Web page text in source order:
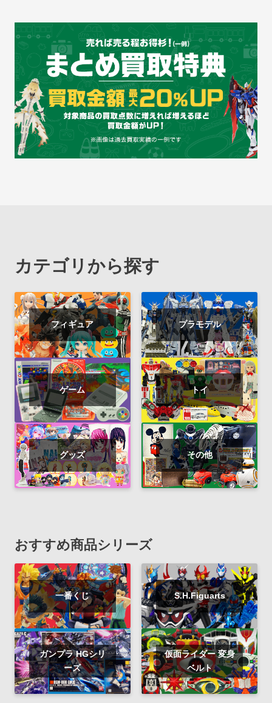
カテゴリから探す
フィギュア プラモデル
ゲーム トイ
グッズ その他
おすすめ商品シリーズ
一番くじ S.H.Figuarts
ガンプラ HGシリ
ーズ
仮面ライダー 変身
ベルト